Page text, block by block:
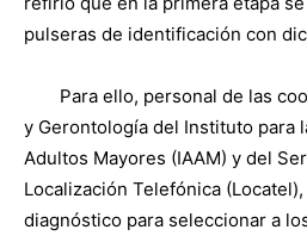
pulseras de identificación con
Para ello, personal de las
y Gerontología del Instituto para
Adultos Mayores (IAAM) y del
Localización Telefónica
diagnóstico para seleccionar a